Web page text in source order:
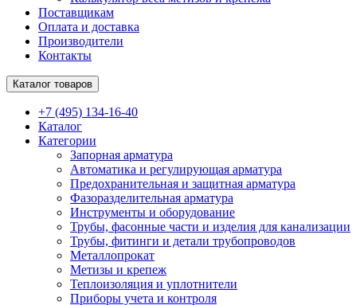
Поставщикам
Оплата и доставка
Производители
Контакты
Каталог товаров
+7 (495) 134-16-40
Каталог
Категории
Запорная арматура
Автоматика и регулирующая арматура
Предохранительная и защитная арматура
Фазоразделительная арматура
Инструменты и оборудование
Трубы, фасонные части и изделия для канализации
Трубы, фитинги и детали трубопроводов
Металлопрокат
Метизы и крепеж
Теплоизоляция и уплотнители
Приборы учета и контроля